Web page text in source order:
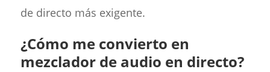
de directo más exigente.
¿Cómo me convierto en
mezclador de audio en directo?